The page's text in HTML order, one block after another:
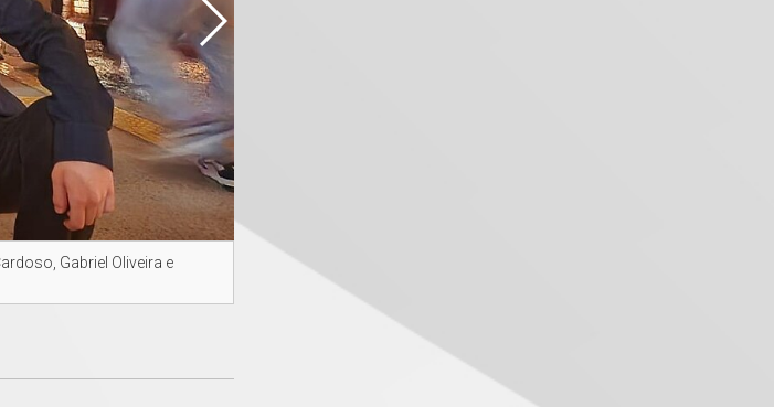
Gabriel Oliveira e
Marco Neve e a professora Camila Cattai